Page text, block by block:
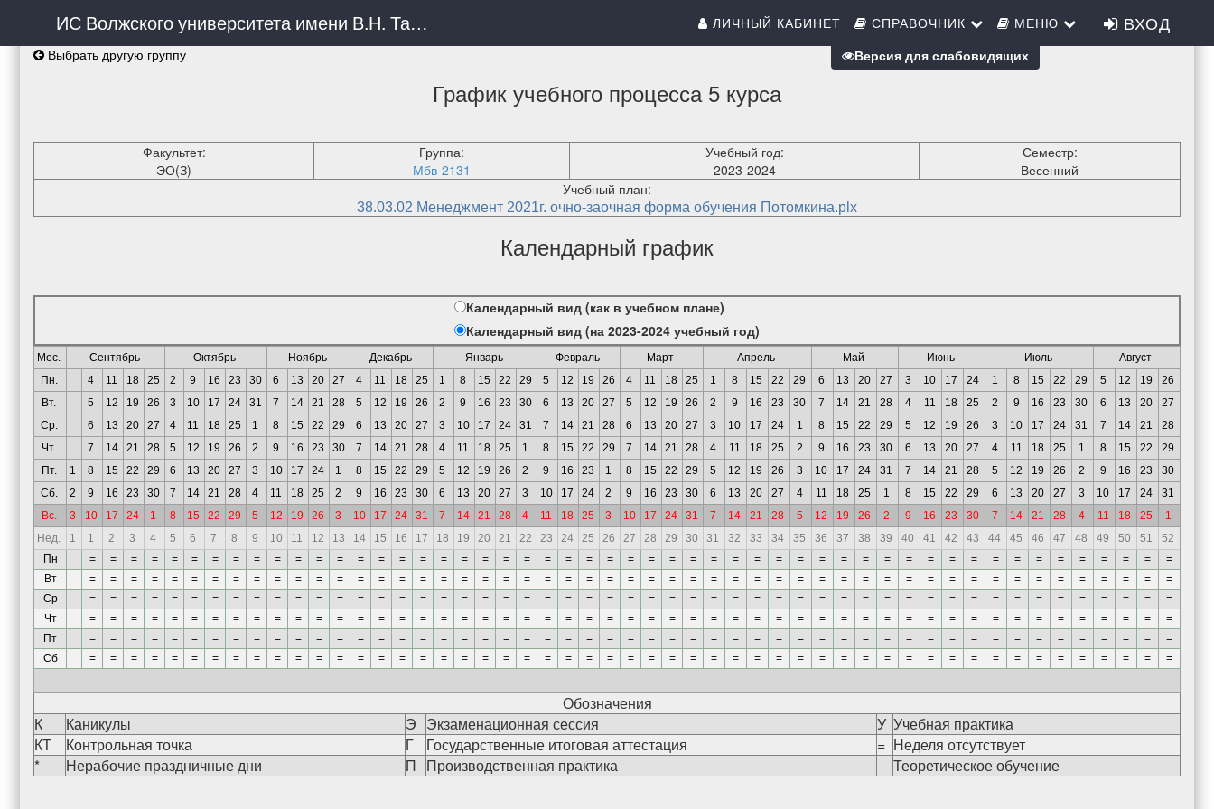
ИС Волжского университета имени В.Н. Татищева (института) ЛИЧНЫЙ КАБИНЕТ СПРАВОЧНИК МЕНЮ ВХОД
Выбрать другую группу
График учебного процесса 5 курса
Факультет:
ЭО(З)
Группа:
Мбв-2131
Учебный год:
2023-2024
Семестр:
Весенний
Учебный план:
38.03.02 Менеджмент 2021г. очно-заочная форма обучения Потомкина.plx
Календарный график
Календарный вид (как в учебном плане)
Календарный вид (на 2023-2024 учебный год)
Мес. Сентябрь Октябрь Ноябрь Декабрь Январь Февраль Март Апрель Май Июнь Июль
Август
Пн.
4 11 18 25 2 9 16 23 30 6 13 20 27 4 11 18 25 1 8 15 22 29 5 12 19 26 4 11 18 25 1 8 15 22 29 6 13 20 27 3 10 17 24 1 8 15 22 29 5 12 19
26
Вт.
5 12 19 26 3 10 17 24 31 7 14 21 28 5 12 19 26 2 9 16 23 30 6 13 20 27 5 12 19 26 2 9 16 23 30 7 14 21 28 4 11 18 25 2 9 16 23 30 6 13 20
27
Ср.
6 13 20 27 4 11 18 25 1 8 15 22 29 6 13 20 27 3 10 17 24 31 7 14 21 28 6 13 20 27 3 10 17 24 1 8 15 22 29 5 12 19 26 3 10 17 24 31 7 14 21
28
Чт.
7 14 21 28 5 12 19 26 2 9 16 23 30 7 14 21 28 4 11 18 25 1 8 15 22 29 7 14 21 28 4 11 18 25 2 9 16 23 30 6 13 20 27 4 11 18 25 1 8 15 22
29
Пт.
1 8 15 22 29 6 13 20 27 3 10 17 24 1 8 15 22 29 5 12 19 26 2 9 16 23 1 8 15 22 29 5 12 19 26 3 10 17 24 31 7 14 21 28 5 12 19 26 2 9 16 23
30
Сб.
2 9 16 23 30 7 14 21 28 4 11 18 25 2 9 16 23 30 6 13 20 27 3 10 17 24 2 9 16 23 30 6 13 20 27 4 11 18 25 1 8 15 22 29 6 13 20 27 3 10 17 24
31
Вс.
3 10 17 24 1 8 15 22 29 5 12 19 26 3 10 17 24 31 7 14 21 28 4 11 18 25 3 10 17 24 31 7 14 21 28 5 12 19 26 2 9 16 23 30 7 14 21 28 4 11 18 25
1
Нед.
1 1 2 3 4 5 6 7 8 9 10 11 12 13 14 15 16 17 18 19 20 21 22 23 24 25 26 27 28 29 30 31 32 33 34 35 36 37 38 39 40 41 42 43 44 45 46 47 48 49 50 51
52
Пн
= = = = = = = = = = = = = = = = = = = = = = = = = = = = = = = = = = = = = = = = = = = = = = = = = = =
=
Вт
= = = = = = = = = = = = = = = = = = = = = = = = = = = = = = = = = = = = = = = = = = = = = = = = = = =
=
Ср
= = = = = = = = = = = = = = = = = = = = = = = = = = = = = = = = = = = = = = = = = = = = = = = = = = =
=
Чт
= = = = = = = = = = = = = = = = = = = = = = = = = = = = = = = = = = = = = = = = = = = = = = = = = = =
=
Пт
= = = = = = = = = = = = = = = = = = = = = = = = = = = = = = = = = = = = = = = = = = = = = = = = = = =
=
Сб
= = = = = = = = = = = = = = = = = = = = = = = = = = = = = = = = = = = = = = = = = = = = = = = = = = = =
Обозначения
К
Каникулы Э Экзаменационная сессия У Учебная практика
КТ
Контрольная точка Г Государственные итоговая аттестация = Неделя отсутствует
*
Нерабочие праздничные дни П Производственная практика Теоретическое обучение
Версия для слабовидящих